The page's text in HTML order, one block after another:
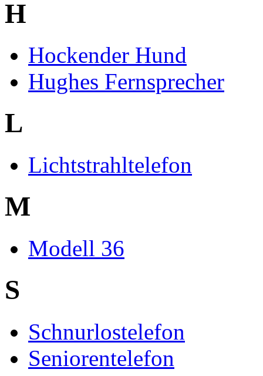
H
Hockender Hund
Hughes Fernsprecher
L
Lichtstrahltelefon
M
Modell 36
S
Schnurlostelefon
Seniorentelefon